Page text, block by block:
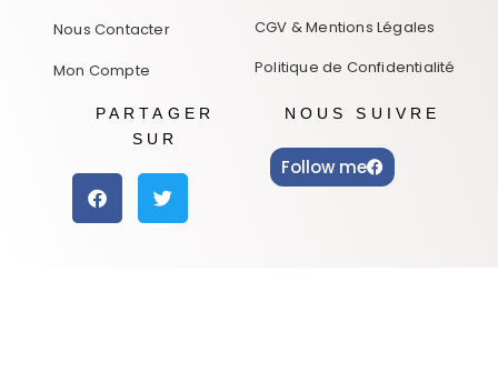
Nous Contacter
Mon Compte
CGV & Mentions Légales
Politique de Confidentialité
PARTAGER
SUR
NOUS SUIVRE
Follow me